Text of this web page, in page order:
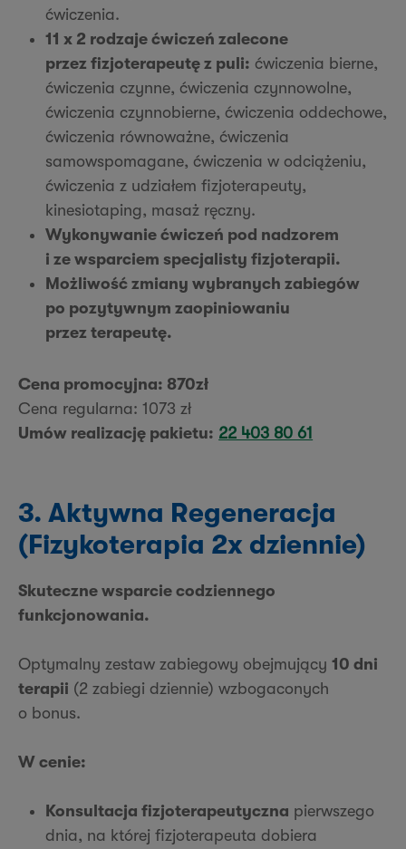
ćwiczenia.
11 x 2 rodzaje ćwiczeń zalecone
przez fizjoterapeutę z puli: ćwiczenia bierne,
ćwiczenia czynne, ćwiczenia czynnowolne,
ćwiczenia czynnobierne, ćwiczenia oddechowe,
ćwiczenia równoważne, ćwiczenia
samowspomagane, ćwiczenia w odciążeniu,
ćwiczenia z udziałem fizjoterapeuty,
kinesiotaping, masaż ręczny.
Wykonywanie ćwiczeń pod nadzorem
i ze wsparciem specjalisty fizjoterapii.
Możliwość zmiany wybranych zabiegów
po pozytywnym zaopiniowaniu
przez terapeutę.
Cena promocyjna: 870zł
Cena regularna: 1073 zł
Umów realizację pakietu: 22 403 80 61
3. Aktywna Regeneracja
(Fizykoterapia 2x dziennie)
Skuteczne wsparcie codziennego
funkcjonowania.
Optymalny zestaw zabiegowy obejmujący10 dni
terapii (2 zabiegi dziennie) wzbogaconych
o bonus.
W cenie:
Konsultacja fizjoterapeutyczna pierwszego
dnia, na której fizjoterapeuta dobiera